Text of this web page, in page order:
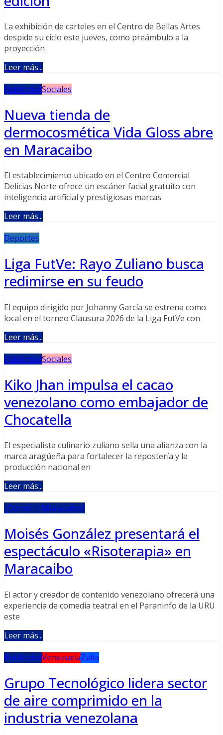
La exhibición de carteles en el Centro de Bellas Artes
despide su ciclo este jueves, como preámbulo a la
proyección
Leer más...
PublicidadSociales
Nueva tienda de
dermocosmética Vida Gloss abre
en Maracaibo
El establecimiento ubicado en el Centro Comercial
Delicias Norte ofrece un escáner facial gratuito con
inteligencia artificial y prestigiosas marcas
Leer más...
Deportes
Liga FutVe: Rayo Zuliano busca
redimirse en su feudo
El equipo dirigido por Johanny García se estrena como
local en el torneo Clausura 2026 de la Liga FutVe con
Leer más...
PublicidadSociales
Kiko Jhan impulsa el cacao
venezolano como embajador de
Chocatella
El especialista culinario zuliano sella una alianza con la
marca aragüeña para fortalecer la repostería y la
producción nacional en
Leer más...
¿Dónde ir Maracaibo?
Moisés González presentará el
espectáculo «Risoterapia» en
Maracaibo
El actor y creador de contenido venezolano ofrecerá una
experiencia de comedia teatral en el Paraninfo de la URU
este
Leer más...
PublicidadVenezuelaZulia
Grupo Tecnológico lidera sector
de aire comprimido en la
industria venezolana